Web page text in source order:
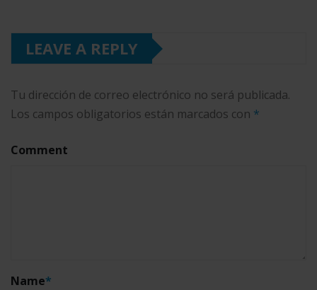
LEAVE A REPLY
Tu dirección de correo electrónico no será publicada.
Los campos obligatorios están marcados con *
Comment
Name*